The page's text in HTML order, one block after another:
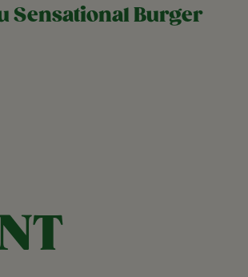
Sensational Burger